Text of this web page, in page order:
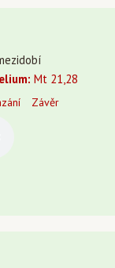
Mt 21,28
Závěr